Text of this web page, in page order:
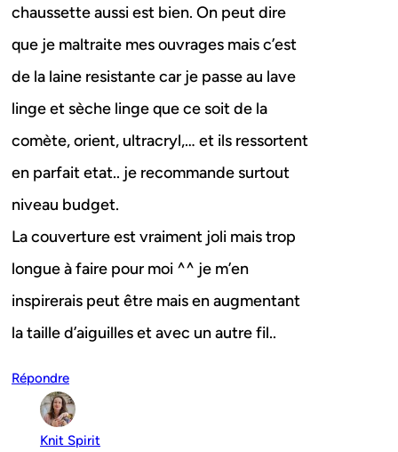
chaussette aussi est bien. On peut dire
que je maltraite mes ouvrages mais c’est
de la laine resistante car je passe au lave
linge et sèche linge que ce soit de la
comète, orient, ultracryl,… et ils ressortent
en parfait etat.. je recommande surtout
niveau budget.
La couverture est vraiment joli mais trop
longue à faire pour moi ^^ je m’en
inspirerais peut être mais en augmentant
la taille d’aiguilles et avec un autre fil..
Répondre
Knit Spirit